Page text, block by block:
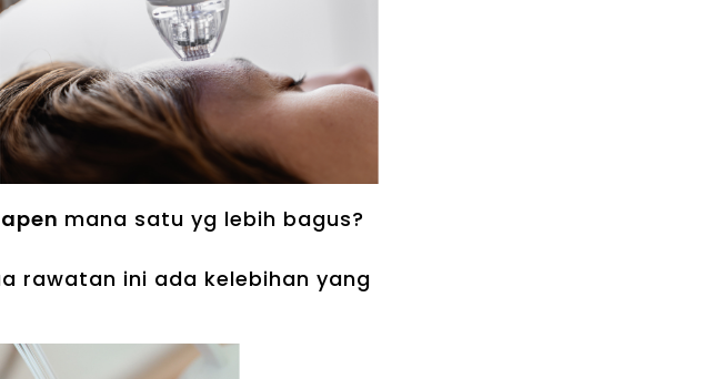
mana satu yg lebih bagus?
rawatan ini ada kelebihan yang